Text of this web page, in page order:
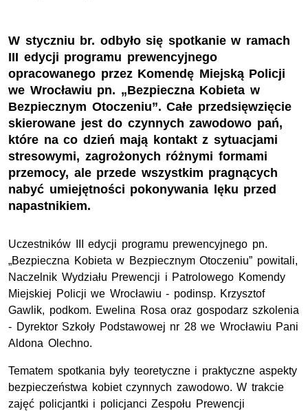
W styczniu br. odbyło się spotkanie w ramach
III edycji programu prewencyjnego
opracowanego przez Komendę Miejską Policji
we Wrocławiu pn. „Bezpieczna Kobieta w
Bezpiecznym Otoczeniu”. Całe przedsięwzięcie
skierowane jest do czynnych zawodowo pań,
które na co dzień mają kontakt z sytuacjami
stresowymi, zagrożonych różnymi formami
przemocy, ale przede wszystkim pragnących
nabyć umiejętności pokonywania lęku przed
napastnikiem.
Uczestników III edycji programu prewencyjnego pn.
„Bezpieczna Kobieta w Bezpiecznym Otoczeniu” powitali,
Naczelnik Wydziału Prewencji i Patrolowego Komendy
Miejskiej Policji we Wrocławiu - podinsp. Krzysztof
Gawlik, podkom. Ewelina Rosa oraz gospodarz szkolenia
- Dyrektor Szkoły Podstawowej nr 28 we Wrocławiu Pani
Aldona Olechno.
Tematem spotkania były teoretyczne i praktyczne aspekty
bezpieczeństwa kobiet czynnych zawodowo. W trakcie
zajęć policjantki i policjanci Zespołu Prewencji